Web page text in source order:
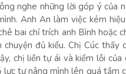
nghe những lời góp ý của
Anh An làm việc kém
bai chỉ trích anh Bình hoặc
đủ kiểu. Chị Cúc
chị liền tự ái và kiếm lỗi
tự nâng mình lên quá tầm